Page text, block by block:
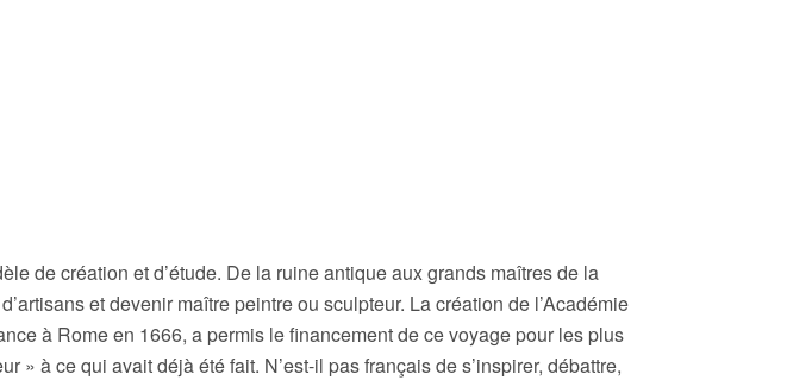
de création et d’étude. De la ruine antique aux grands maîtres de la
et devenir maître peintre ou sculpteur. La création de l’Académie
à Rome en 1666, a permis le financement de ce voyage pour les plus
à ce qui avait déjà été fait. N’est-il pas français de s’inspirer, débattre,